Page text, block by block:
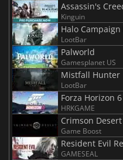
Assassin's
Kinguin
Halo Campaign
LootBar
Palworld
Gamesplanet US
Mistfall Hunter
LootBar
Forza Horizon 6
HRKGAME
Crimson Desert
Game Boost
Resident Evil
GAMESEAL